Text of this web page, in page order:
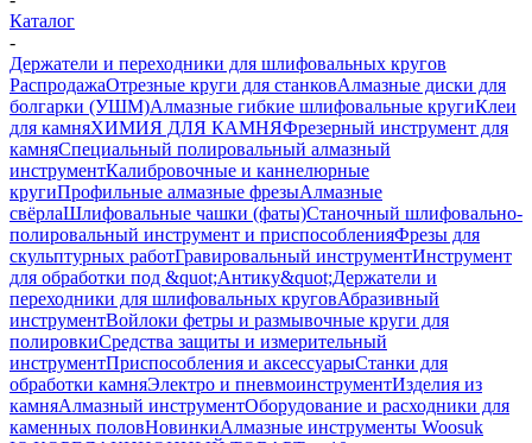
Каталог
-
Держатели и переходники для шлифовальных кругов
РаспродажаОтрезные круги для станковАлмазные диски для
болгарки (УШМ)Алмазные гибкие шлифовальные кругиКлеи
для камняХИМИЯ ДЛЯ КАМНЯФрезерный инструмент для
камняСпециальный полировальный алмазный
инструментКалибровочные и каннелюрные
кругиПрофильные алмазные фрезыАлмазные
свёрлаШлифовальные чашки (фаты)Станочный шлифовально-
полировальный инструмент и приспособленияФрезы для
скульптурных работГравировальный инструментИнструмент
для обработки под &quot;Антику&quot;Держатели и
переходники для шлифовальных круговАбразивный
инструментВойлоки фетры и размывочные круги для
полировкиСредства защиты и измерительный
инструментПриспособления и аксессуарыСтанки для
обработки камняЭлектро и пневмоинструментИзделия из
камняАлмазный инструментОборудование и расходники для
каменных половНовинкиАлмазные инструменты Woosuk